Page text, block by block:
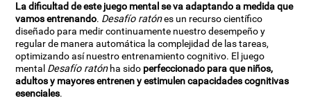
La dificultad de este juego mental se va adaptando a medida que
vamos entrenando. Desafío ratónes un recurso científico
diseñado para medir continuamente nuestro desempeño y
regular de manera automática la complejidad de las tareas,
optimizando así nuestro entrenamiento cognitivo. El juego
mental Desafío ratónha sido perfeccionado para que niños,
adultos y mayores entrenen y estimulen capacidades cognitivas
esenciales.